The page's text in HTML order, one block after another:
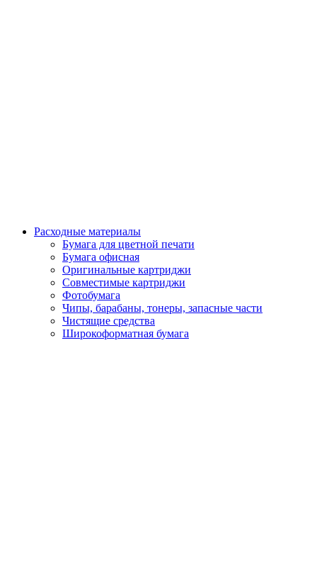
Расходные материалы
Бумага для цветной печати
Бумага офисная
Оригинальные картриджи
Совместимые картриджи
Фотобумага
Чипы, барабаны, тонеры, запасные части
Чистящие средства
Широкоформатная бумага